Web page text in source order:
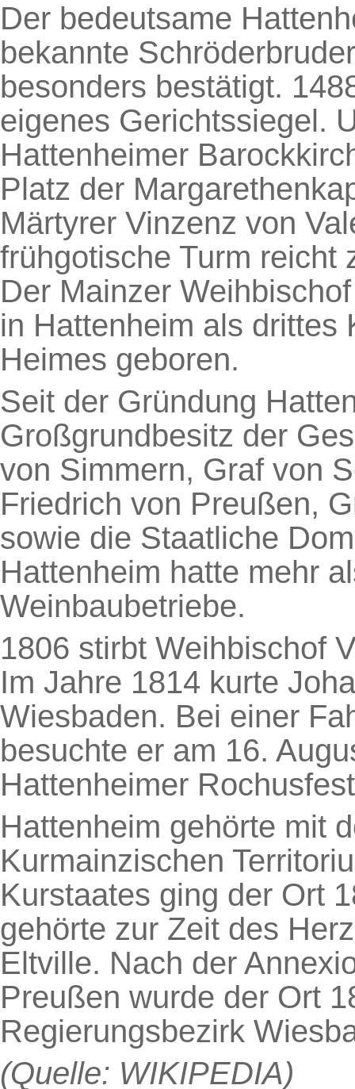
Der bedeutsame
bekannte
besonders bestätigt.
eigenes Gerichtssiegel.
Hattenheimer
Platz der
Märtyrer Vinzenz von
frühgotische Turm reicht
Der Mainzer
in Hattenheim als drittes
Heimes geboren.
Seit der Gründung
Großgrundbesitz der
von Simmern, Graf von
Friedrich von Preußen,
sowie die Staatliche
Hattenheim hatte mehr
Weinbaubetriebe.
1806 stirbt Weihbischof
Im Jahre 1814 kurte
Wiesbaden. Bei einer
besuchte er am 16.
Hattenheimer
Hattenheim gehörte mit
Kurmainzischen
Kurstaates ging der Ort
gehörte zur Zeit des
Eltville. Nach der
Preußen wurde der Ort
Regierungsbezirk
(Quelle: WIKIPEDIA)